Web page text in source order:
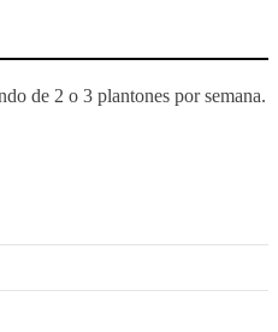
de 2 o 3 plantones por semana.